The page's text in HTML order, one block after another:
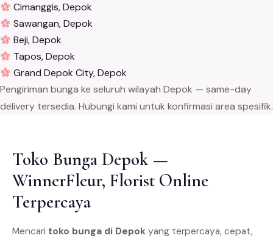
Cimanggis, Depok
Sawangan, Depok
Beji, Depok
Tapos, Depok
Grand Depok City, Depok
Pengiriman bunga ke seluruh wilayah Depok — same-day
delivery tersedia. Hubungi kami untuk konfirmasi area spesifik.
Toko Bunga Depok —
WinnerFleur, Florist Online
Terpercaya
Mencari toko bunga di Depok yang terpercaya, cepat,